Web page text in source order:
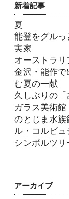
新着記事
夏
能登をグルっ
実家
オーストラリ
金沢・能作
む夏の一献
久しぶりの「
ガラス美術館
のとじま水族
ル・コルビュ
シンボルツ
アーカイブ